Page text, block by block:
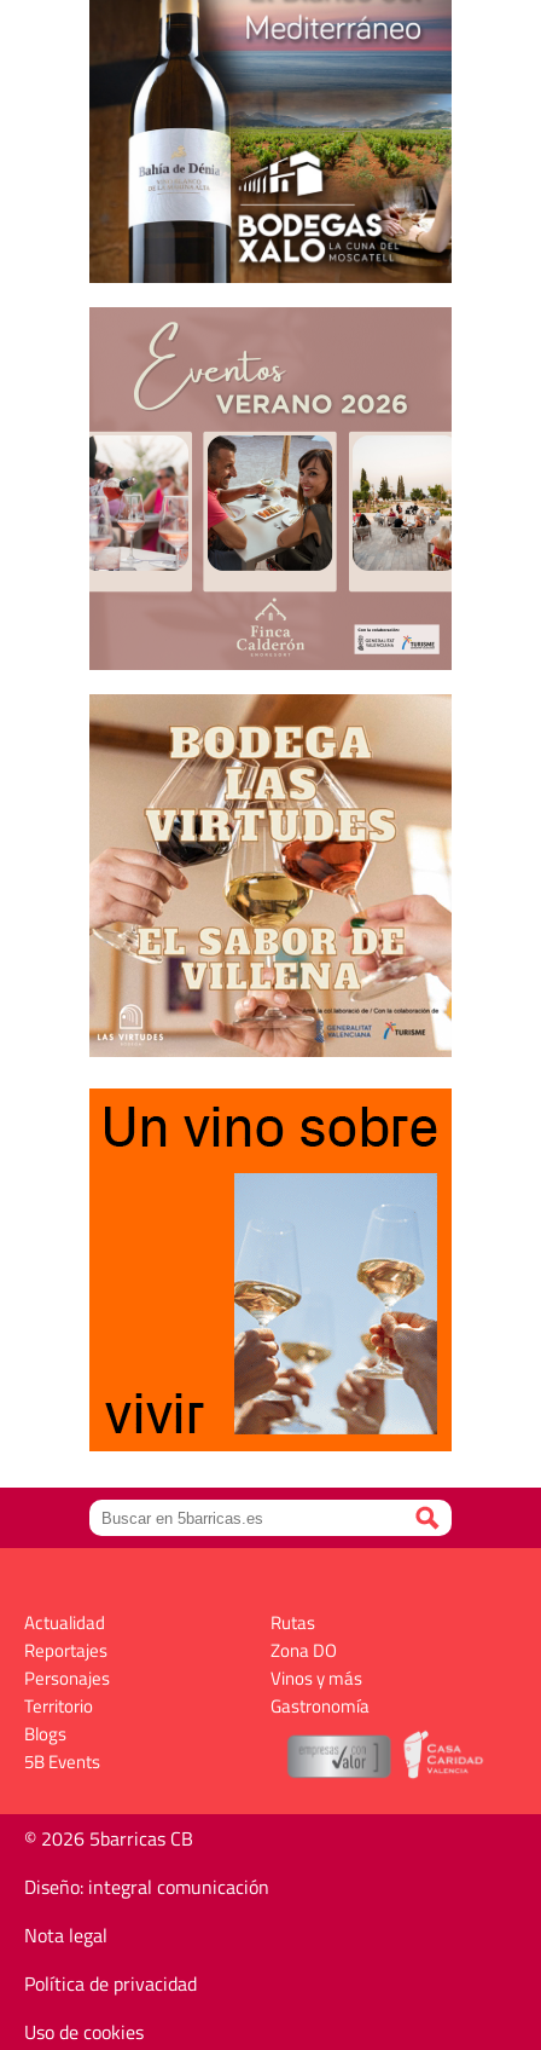
Actualidad
Reportajes
Personajes
Territorio
Rutas
Zona DO
Vinos y más
Gastronomía
Blogs
5B Events
© 2026 5barricas CB
Diseño: integral comunicación
Nota legal
Política de privacidad
Uso de cookies